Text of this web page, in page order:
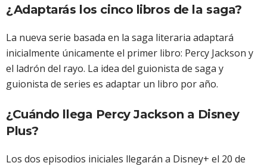
¿Adaptarás los cinco libros de la saga?
La nueva serie basada en la saga literaria adaptará
inicialmente únicamente el primer libro: Percy Jackson y
el ladrón del rayo. La idea del guionista de saga y
guionista de series es adaptar un libro por año.
¿Cuándo llega Percy Jackson a Disney
Plus?
Los dos episodios iniciales llegarán a Disney+ el 20 de